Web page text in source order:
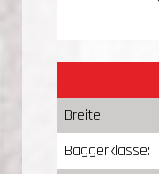
Breite:
Baggerklasse: